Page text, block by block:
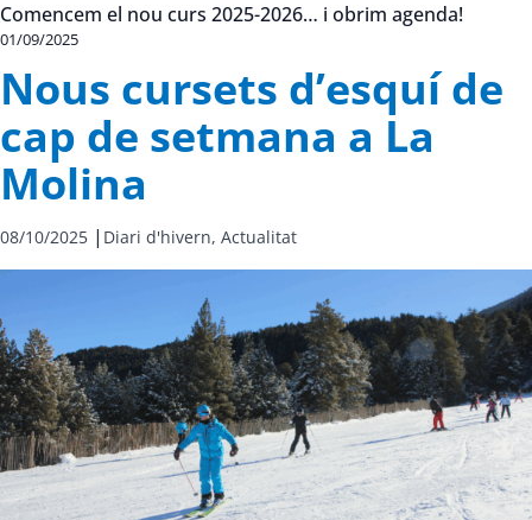
Nous cursets d’esquí de
cap de setmana a La
Molina
08/10/2025 | Diari d'hivern, Actualitat
Comencem el nou curs 2025-2026… i obrim agenda!
01/09/2025